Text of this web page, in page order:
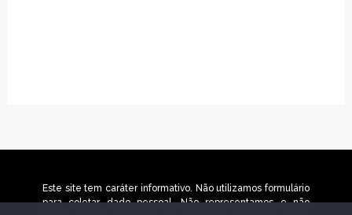
Este site tem caráter informativo. Não utilizamos formulário
para coletar dado pessoal. Não representamos e não